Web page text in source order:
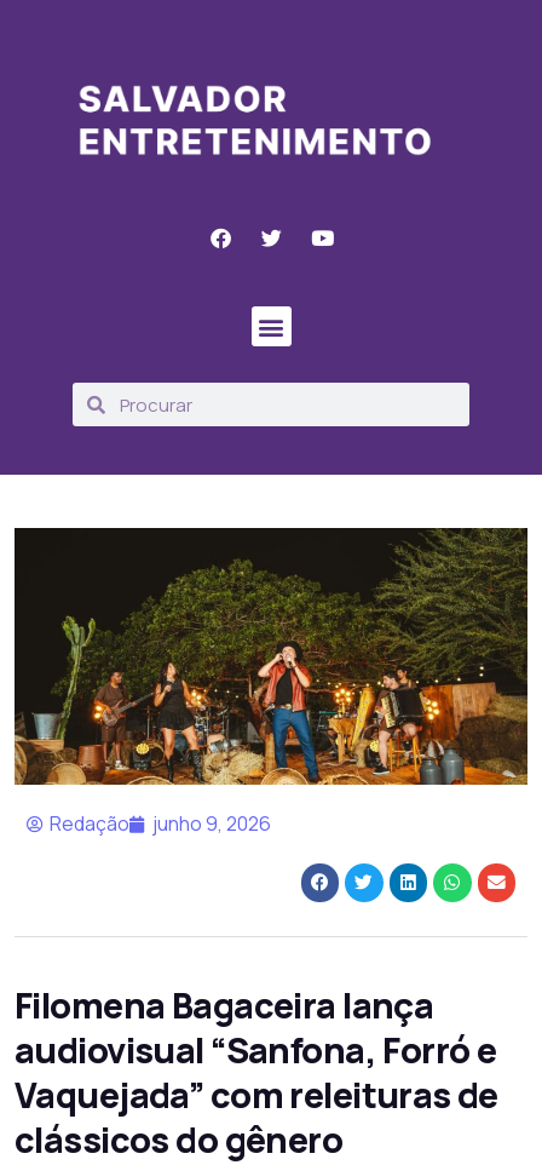
Redação junho 9, 2026
Filomena Bagaceira lança
audiovisual “Sanfona, Forró e
Vaquejada” com releituras de
clássicos do gênero